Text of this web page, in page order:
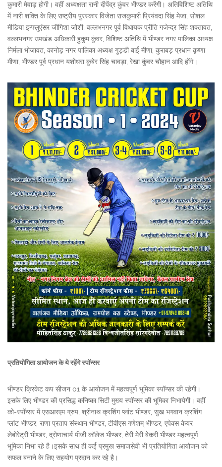
कुमारी मेवाड़ होगी। वहीं अध्यक्षता रानी दीपेंद्र कुंवर भीण्डर करेंगी। अतिविशिष्ट अतिथि
में नारी शक्ति के लिए राष्ट्रीय पुरस्कार विजेता राजकुमारी प्रियंवदा सिंह मेजा, सोशल
मीडिया इन्फ्लुएंसर जीगिशा जोशी, वल्लभनगर पूर्व विधायक प्रीति गजेन्द्र सिंह शक्तावत,
वल्लभनगर उपखंड अधिकारी हुकुम कुंवर, विशिष्ट अतिथि में भीण्डर नगर पालिका अध्यक्ष
निर्मला भोजावत, कानोड़ नगर पालिका अध्यक्ष गुड्डी बार्ई मीणा, कुराबड़ प्रधान कृष्णा
मीणा, भीण्डर पूर्व प्रधान यशोधरा कुबेर सिंह चावड़ा, रेखा कुंवर चौहान आदि होंगे।
प्रतियोगिता आयोजन के ये रहेंगे स्पॉन्सर
भीण्डर क्रिकेट कप सीजन 01 के आयोजन में महत्वपूर्ण भूमिका स्पॉन्सर की रहेगी।
इसके लिए भीण्डर की प्रसिद्ध कनिष्का सिटी मुख्य स्पॉन्सर की भूमिका निभायेगी। वहीं
को-स्पॉन्सर में एसआरएम ग्रुप, श्रीनाथ क्रशिंग प्लांट भीण्डर, सुख भगवान क्रशिंग
प्लांट भीण्डर, राणा प्रताप संस्थान भीण्डर, टीवीएस गणेशम् भीण्डर, एपेक्स केयर
लेबोरेट्री भीण्डर, द्रोणाचार्य पीजी कॉलेज भीण्डर, तेरी मेरी बेकरी भीण्डर महत्वपूर्ण
भूमिका निभा रहे है।इसके साथ ही कर्ई प्रमुख समाजसेवी भी प्रतियोगिता आयोजन को
सफल बनाने के लिए सहयोग प्रदान कर रहे है।